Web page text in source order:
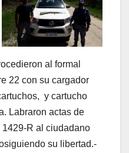
al formal
22 con su cargador
y cartucho
Labraron actas de
R al ciudadano
su libertad.-